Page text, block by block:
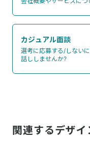
カジュアル面談
選考に応募する/しない
話ししませんか?
関連するデザイ